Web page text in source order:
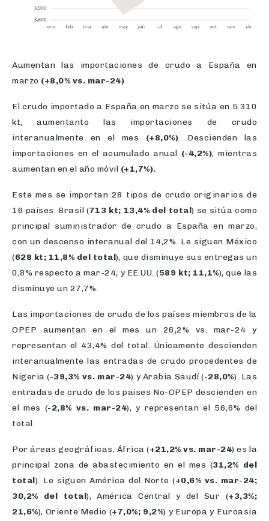
Aumentan las importaciones de crudo a España en
marzo (+8,0% vs. mar-24)
El crudo importado a España en marzo se sitúa en 5.310
kt, aumentanto las importaciones de crudo
interanualmente en el mes (+8,0%). Descienden las
importaciones en el acumulado anual (-4,2%), mientras
aumentan en el año móvil (+1,7%).
Este mes se importan 28 tipos de crudo originarios de
16 países. Brasil (713 kt; 13,4% del total) se sitúa como
principal suministrador de crudo a España en marzo,
con un descenso interanual del 14,2%. Le siguen México
(628 kt; 11,8% del total), que disminuye sus entregas un
0,8% respecto a mar-24, y EE.UU. (589 kt; 11,1%), que las
disminuye un 27,7%.
Las importaciones de crudo de los países miembros de la
OPEP aumentan en el mes un 26,2% vs. mar-24 y
representan el 43,4% del total. Únicamente descienden
interanualmente las entradas de crudo procedentes de
Nigeria (-39,3% vs. mar-24) y Arabia Saudí (-28,0%). Las
entradas de crudo de los países No-OPEP descienden en
el mes (-2,8% vs. mar-24), y representan el 56,6% del
total.
Por áreas geográficas, África (+21,2% vs. mar-24) es la
principal zona de abastecimiento en el mes (31,2% del
total). Le siguen América del Norte (+0,6% vs. mar-24;
30,2% del total), América Central y del Sur (+3,3%;
21,6%), Oriente Medio (+7,0%; 9,2%) y Europa y Euroasia